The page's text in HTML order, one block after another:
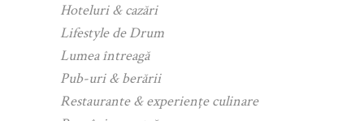
Hoteluri & cazări
Lifestyle de Drum
Lumea întreagă
Pub-uri & berării
Restaurante & experiențe culinare